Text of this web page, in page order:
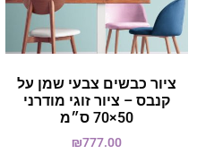
ציור כבשים צבעי שמן על
קנבס – ציור זוגי מודרני
50×70 ס״מ
₪777.00